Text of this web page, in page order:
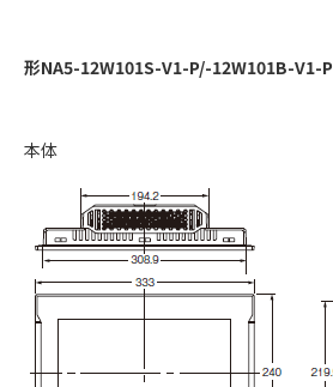
形NA5-12W101S-V1-P/-12W101B-V1-P
本体